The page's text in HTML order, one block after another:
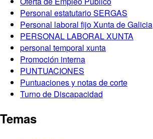
Personal estatutario SERGAS
Personal laboral fijo Xunta de Galicia
PERSONAL LABORAL XUNTA
personal temporal xunta
Promoción interna
PUNTUACIONES
Puntuaciones y notas de corte
Turno de Discapacidad
Temas